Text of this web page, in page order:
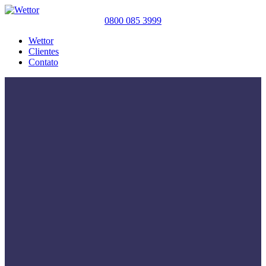
0800 085 3999
Wettor
Clientes
Contato